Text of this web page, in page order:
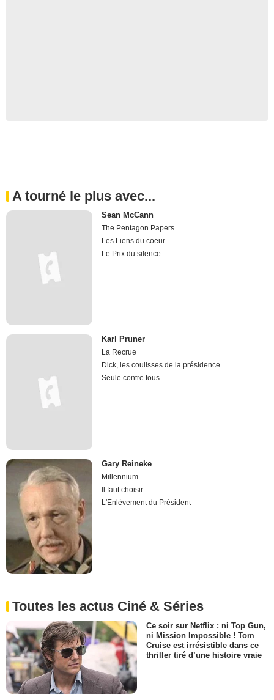
A tourné le plus avec...
Sean McCann
The Pentagon Papers
Les Liens du coeur
Le Prix du silence
Karl Pruner
La Recrue
Dick, les coulisses de la présidence
Seule contre tous
Gary Reineke
Millennium
Il faut choisir
L'Enlèvement du Président
Toutes les actus Ciné & Séries
Ce soir sur Netflix : ni Top Gun,
ni Mission Impossible ! Tom
Cruise est irrésistible dans ce
thriller tiré d’une histoire vraie